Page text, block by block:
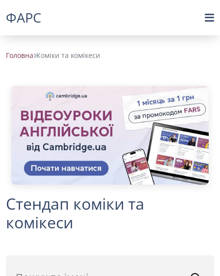
ФАРС
Головна Коміки та комікеси
Стендап коміки та
комікеси